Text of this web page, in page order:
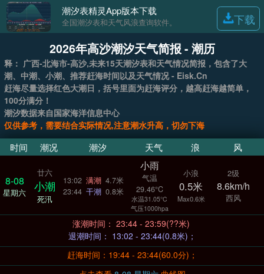
潮汐表精灵App版本下载
全国潮汐表和天气风浪查询软件。 下载
2026年高沙潮汐天气简报 - 潮历
释： 广西-北海市-高沙,未来15天潮汐表和天气情况简报，包含了大
潮、中潮、小潮、推荐赶海时间以及天气情况 - Eisk.Cn
赶海尽量选择红色大潮日，括号里面为赶海评分，越高赶海越简单，
100分满分！
潮汐数据来自国家海洋信息中心
仅供参考，需要结合实际情况,注意潮水升高，切勿下海
时间 潮况 潮汐 天气 浪 风
8-08
星期六
廿六
小潮
死汛
13:02 满潮 4.7米
23:44 干潮 0.8米
小雨
气温
29.46°C
水温31.05°C
气压1000hpa
小浪
0.5米
Max0.6米
2级
8.6km/h
西风
涨潮时间： 23:44 - 23:59(??米)
退潮时间： 13:02 - 23:44(0.8米)；
赶海时间：19:44 - 23:44(60.0分)；